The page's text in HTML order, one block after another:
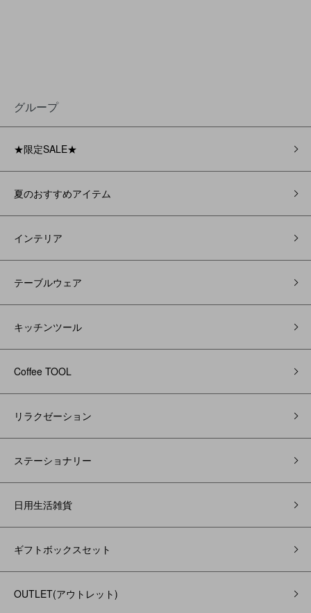
グループ
★限定SALE★
夏のおすすめアイテム
インテリア
テーブルウェア
キッチンツール
Coffee TOOL
リラクゼーション
ステーショナリー
日用生活雑貨
ギフトボックスセット
OUTLET(アウトレット)